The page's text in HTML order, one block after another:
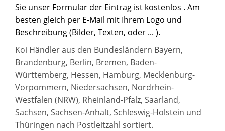
Sie unser Formular der Eintrag ist kostenlos . Am
besten gleich per E-Mail mit Ihrem Logo und
Beschreibung (Bilder, Texten, oder ... ).
Koi Händler aus den Bundesländern Bayern,
Brandenburg, Berlin, Bremen, Baden-
Württemberg, Hessen, Hamburg, Mecklenburg-
Vorpommern, Niedersachsen, Nordrhein-
Westfalen (NRW), Rheinland-Pfalz, Saarland,
Sachsen, Sachsen-Anhalt, Schleswig-Holstein und
Thüringen nach Postleitzahl sortiert.